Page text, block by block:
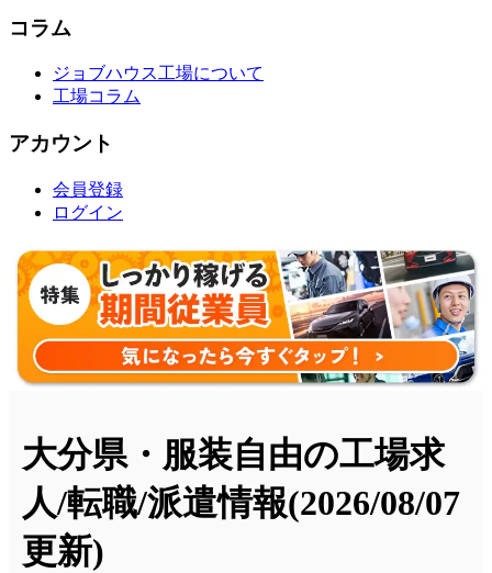
コラム
ジョブハウス工場について
工場コラム
アカウント
会員登録
ログイン
大分県・服装自由の工場求
人/転職/派遣情報(2026/08/07
更新)